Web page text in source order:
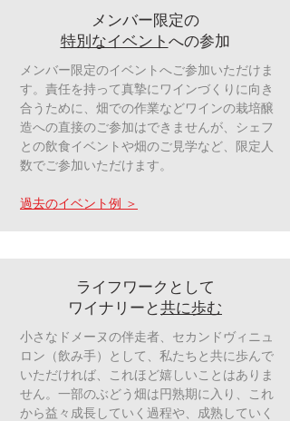
メンバー限定の
特別なイベントへの参加
メンバー限定のイベントへご参加いただけま
す。責任を持って真摯にワインづくりに向き
合うために、畑での作業などワインの栽培醸
造への直接のご参加はできませんが、シェフ
との飲食イベントや畑のご見学など、限定人
数でご参加いただけます。​
過去のイベント例 ＞
ライフワークとして​
ワイナリーと共に歩む
小さなドメーヌの伴走者、セカンドヴィニュ
ロン（飲み手）として、私たちと共に歩んで
いただければ、これほど嬉しいことはありま
せん。一部のぶどう畑は円熟期に入り、これ
から益々成長していく過程や、成熟していく